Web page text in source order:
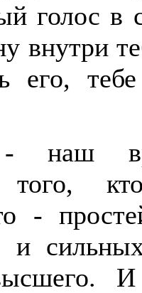
голос
внутри
его,
- наш
того,
-